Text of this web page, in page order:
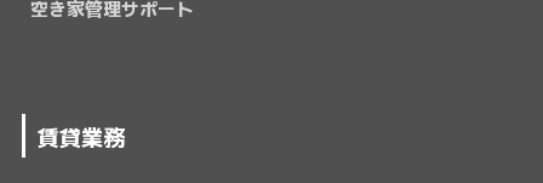
空き家管理サポート
賃貸業務